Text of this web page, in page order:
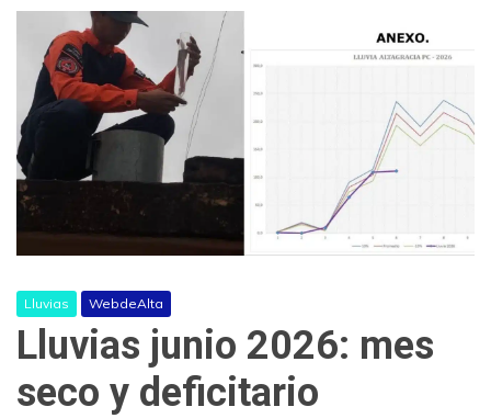
Lluvias WebdeAlta
Lluvias junio 2026: mes
seco y deficitario